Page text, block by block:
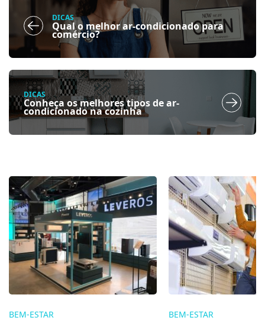
DICAS
Qual o melhor ar-condicionado para
comércio?
DICAS
Conheça os melhores tipos de ar-
condicionado na cozinha
BEM-ESTAR
BEM-ESTAR